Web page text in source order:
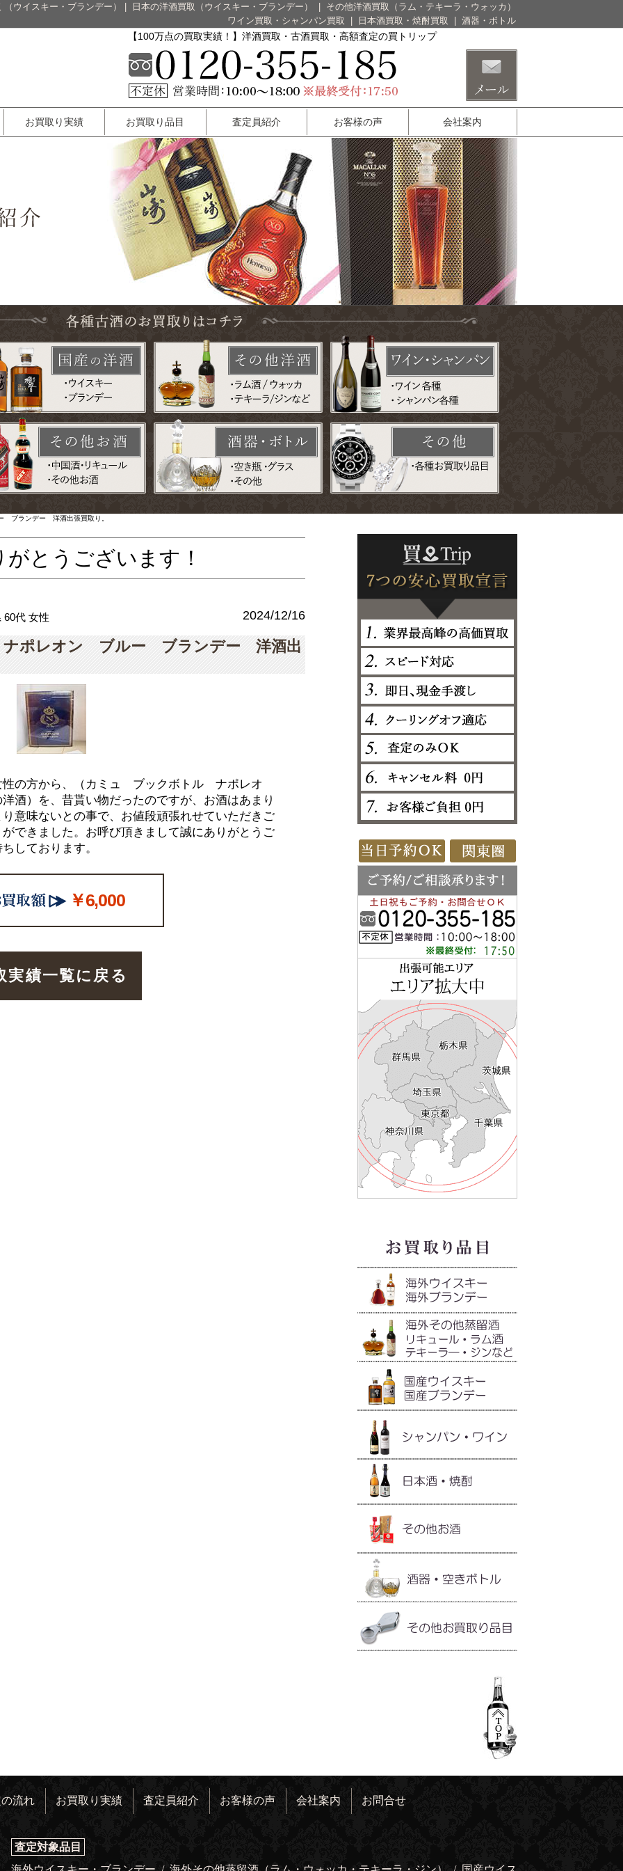
ウイスキー・ブランデー） 日本の洋酒買取（ウイスキー・ブランデー）
その他洋酒買取（ラム・テキーラ・ウォッカ）
ワイン買取・シャンパン買取
日本酒買取・焼酎買取 酒器・ボトル
【100万点の買取実績！】洋酒買取・古酒買取・高額査定の買トリップ
お買取り実績 お買取り品目 査定員紹介 お客様の声 会社案内
ランデー 洋酒出張買取り。
とうございます！
60代 女性 2024/12/16
ポレオン ブルー ブランデー 洋酒出
性の方から、（カミュ ブックボトル ナポレオ
）を、昔貰い物だったのですが、お酒はあまり
意味ないとの事で、お値段頑張れせていただきご
できました。お呼び頂きまして誠にありがとうご
しております。
￥6,000
実績一覧に戻る
流れ お買取り実績 査定員紹介 お客様の声 会社案内 お問合せ
査定対象品目